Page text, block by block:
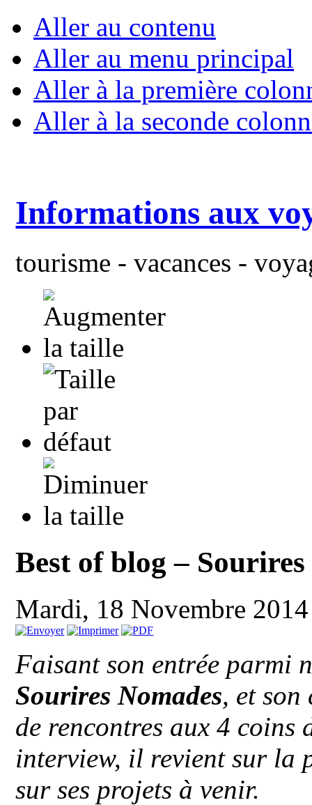
Aller au contenu
Aller au menu principal
Aller à la première
Aller à la seconde
Informations aux
tourisme - vacances -
Best of blog – Sourires
Mardi, 18 Novembre
Faisant son entrée parmi
Sourires Nomades, et son
de rencontres aux 4 coins
interview, il revient sur la
sur ses projets à venir.